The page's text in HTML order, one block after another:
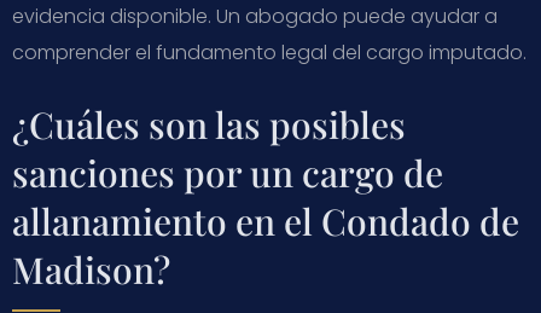
evidencia disponible. Un abogado puede ayudar a
comprender el fundamento legal del cargo imputado.
¿Cuáles son las posibles
sanciones por un cargo de
allanamiento en el Condado de
Madison?